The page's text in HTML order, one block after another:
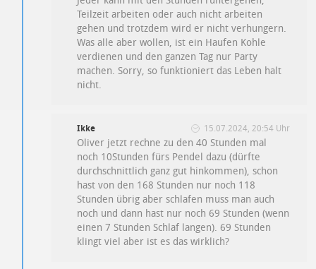
Teilzeit arbeiten oder auch nicht arbeiten
gehen und trotzdem wird er nicht verhungern.
Was alle aber wollen, ist ein Haufen Kohle
verdienen und den ganzen Tag nur Party
machen. Sorry, so funktioniert das Leben halt
nicht.
Ikke 15.07.2024, 20:54 Uhr
Oliver jetzt rechne zu den 40 Stunden mal
noch 10Stunden fürs Pendel dazu (dürfte
durchschnittlich ganz gut hinkommen), schon
hast von den 168 Stunden nur noch 118
Stunden übrig aber schlafen muss man auch
noch und dann hast nur noch 69 Stunden (wenn
einen 7 Stunden Schlaf langen). 69 Stunden
klingt viel aber ist es das wirklich?